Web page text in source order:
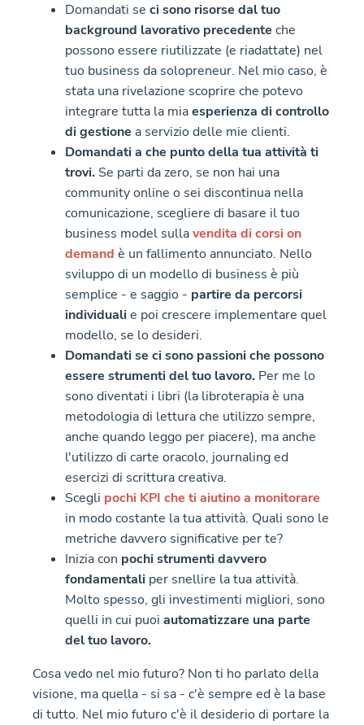
Domandati se ci sono risorse dal tuo
background lavorativo precedente che
possono essere riutilizzate (e riadattate) nel
tuo business da solopreneur. Nel mio caso, è
stata una rivelazione scoprire che potevo
integrare tutta la miaesperienza di controllo
di gestione a servizio delle mie clienti.
Domandati a che punto della tua attività ti
trovi. Se parti da zero, se non hai una
community online o sei discontinua nella
comunicazione, scegliere di basare il tuo
business model sullavendita di corsi on
demand è un fallimento annunciato. Nello
sviluppo di un modello di business è più
semplice - e saggio - partire da percorsi
individualie poi crescere implementare quel
modello, se lo desideri.
Domandati se ci sono passioni che possono
essere strumenti del tuo lavoro. Per me lo
sono diventati i libri (la libroterapia è una
metodologia di lettura che utilizzo sempre,
anche quando leggo per piacere), ma anche
l'utilizzo di carte oracolo, journaling ed
esercizi di scrittura creativa.
Scegli pochi KPI che ti aiutino a monitorare
in modo costante la tua attività. Quali sono le
metriche davvero significative per te?
Inizia con pochi strumenti davvero
fondamentali per snellire la tua attività.
Molto spesso, gli investimenti migliori, sono
quelli in cui puoi automatizzare una parte
del tuo lavoro.
Cosa vedo nel mio futuro? Non ti ho parlato della
visione, ma quella - si sa - c'è sempre ed è la base
di tutto. Nel mio futuro c'è il desiderio di portare la